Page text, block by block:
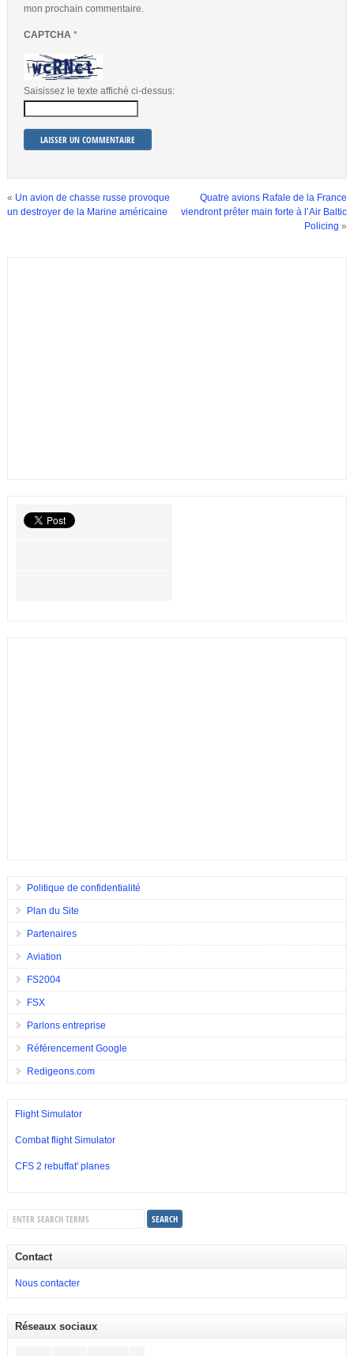
mon prochain commentaire.
CAPTCHA *
Saisissez le texte affiché ci-dessus:
« Un avion de chasse russe provoque
un destroyer de la Marine américaine
Quatre avions Rafale de la France
viendront prêter main forte à l’Air Baltic
Policing »
Politique de confidentialité
Plan du Site
Partenaires
Aviation
FS2004
FSX
Parlons entreprise
Référencement Google
Redigeons.com
Flight Simulator
Combat flight Simulator
CFS 2 rebuffat' planes
Contact
Nous contacter
Réseaux sociaux